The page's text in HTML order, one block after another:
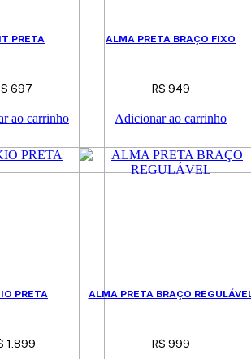
PRETA
697
ao carrinho
ALMA PRETA BRAÇO FIXO
R$ 949
Adicionar ao carrinho
PRETA
1.899
ALMA PRETA BRAÇO
R$ 999